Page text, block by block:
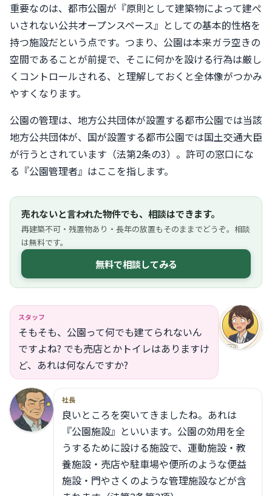
重要なのは、都市公園が『原則として建築物によって建ぺ
いされない公共オープンスペース』としての基本的性格を
持つ施設だという点です。つまり、公園は本来ガラ空きの
空間であることが前提で、そこに何かを設ける行為は厳し
くコントロールされる、と理解しておくと全体像がつかみ
やすくなります。
公園の管理は、地方公共団体が設置する都市公園では当該
地方公共団体が、国が設置する都市公園では国土交通大臣
が行うとされています（法第2条の3）。許可の窓口にな
る『公園管理者』はここを指します。
売れないと言われた物件でも、相談はできます。
再建築不可・残置物あり・長年の放置もそのままでどうぞ。相談
は無料です。
無料で相談してみる
スタッフ
そもそも、公園って何でも建てられないん
ですよね? でも売店とかトイレはありますけ
ど、あれは何なんですか?
社長
良いところを突いてきましたね。あれは
『公園施設』といいます。公園の効用を全
うするために設ける施設で、運動施設・教
養施設・売店や駐車場や便所のような便益
施設・門やさくのような管理施設などが含